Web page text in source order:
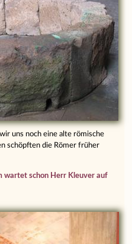
uns noch eine alte römische
schöpften die Römer früher
wartet schon Herr Kleuver auf